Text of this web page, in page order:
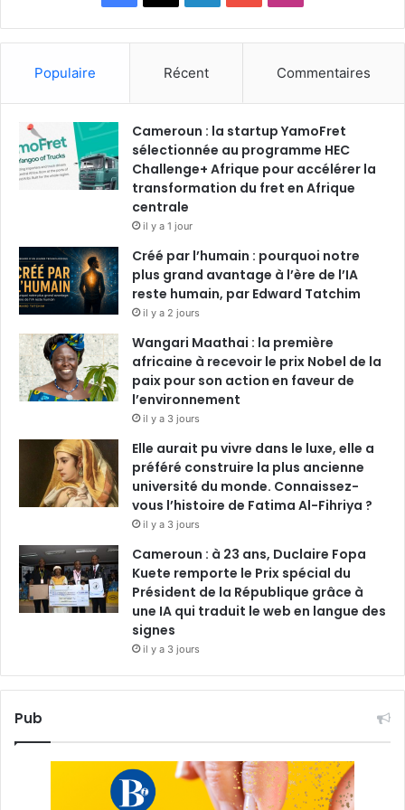
a
b
o
o
i
e
d
o
u
b
n
a
g
m
Populaire Récent Commentaires
Cameroun : la startup YamoFret
sélectionnée au programme HEC
Challenge+ Afrique pour accélérer la
transformation du fret en Afrique
centrale
il y a 1 jour
Créé par l’humain : pourquoi notre
plus grand avantage à l’ère de l’IA
reste humain, par Edward Tatchim
il y a 2 jours
Wangari Maathai : la première
africaine à recevoir le prix Nobel de la
paix pour son action en faveur de
l’environnement
il y a 3 jours
Elle aurait pu vivre dans le luxe, elle a
préféré construire la plus ancienne
université du monde. Connaissez-
vous l’histoire de Fatima Al-Fihriya ?
il y a 3 jours
Cameroun : à 23 ans, Duclaire Fopa
Kuete remporte le Prix spécial du
Président de la République grâce à
une IA qui traduit le web en langue des
signes
il y a 3 jours
Pub